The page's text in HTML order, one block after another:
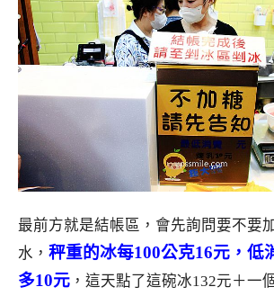
最前方就是結帳區，會先詢問要不要
水， 秤重的冰每100公克16元，低
多10元 ，這天點了這碗冰132元＋一